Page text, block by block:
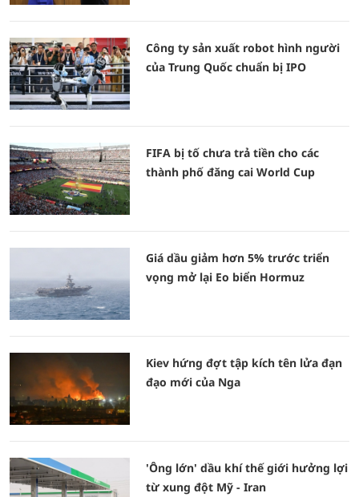
Công ty sản xuất robot hình người
của Trung Quốc chuẩn bị IPO
FIFA bị tố chưa trả tiền cho các
thành phố đăng cai World Cup
Giá dầu giảm hơn 5% trước triển
vọng mở lại Eo biển Hormuz
Kiev hứng đợt tập kích tên lửa đạn
đạo mới của Nga
'Ông lớn' dầu khí thế giới hưởng lợi
từ xung đột Mỹ - Iran